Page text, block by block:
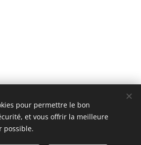
pour permettre le bon
et vous offrir la meilleure
possible.